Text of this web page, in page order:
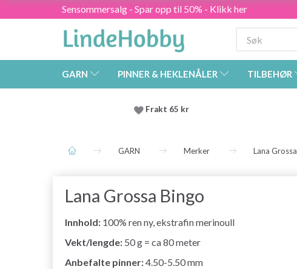
Sensommersalg - Spar opp til 50% - Klikk her
GARN PINNER & HEKLENÅLER TILBEHØR
Frakt 65 kr
GARN Merker Lana Grossa
Lana Grossa Bingo
Innhold: 100% ren ny, ekstrafin merinoull
Vekt/lengde: 50 g = ca 80 meter
Anbefalte pinner:4.50-5.50 mm